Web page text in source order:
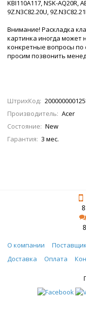
KBI110A117, NSK-AQ20R,
9Z.N3C82.20U,
Внимание! Раскладка
картинка иногда может
конкретные вопросы по
просим позвонить
ШтрихКод:
Производитель: Acer
Состояние: New
Гарантия: 3 мес.
О компании
Доставка
Оплата